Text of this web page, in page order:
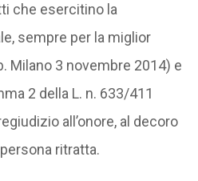
che esercitino la
sempre per la miglior
Milano 3 novembre 2014) e
2 della L. n. 633/411
all’onore, al decoro
ritratta.